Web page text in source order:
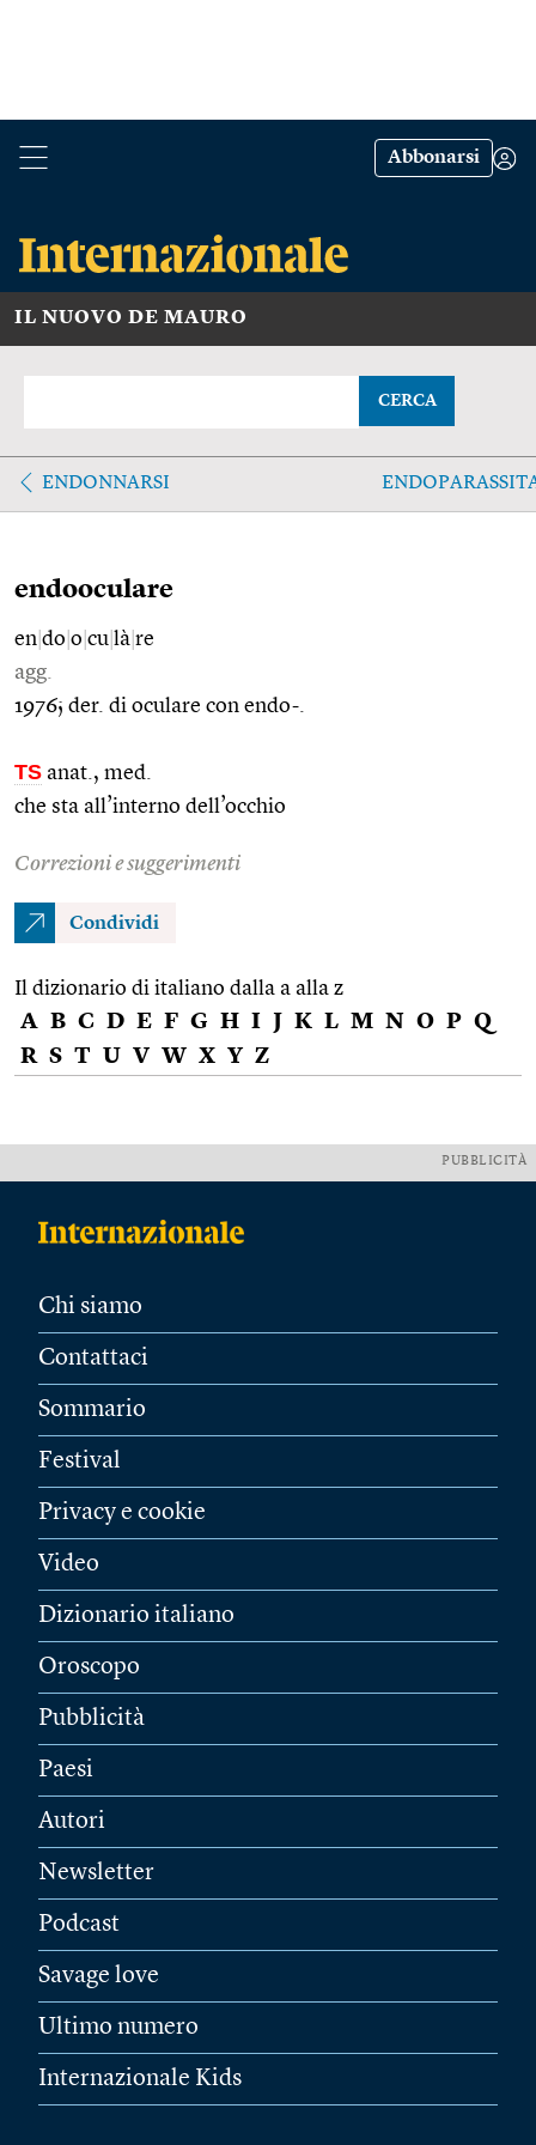
Abbonarsi
IL NUOVO DE MAURO
CERCA
ENDONNARSI
endooculare
en do o cu là re
agg.
1976; der. di oculare con endo-.
TS anat., med.
che sta all’interno dell’occhio
Correzioni e suggerimenti
Condividi
Il dizionario di italiano dalla a alla z
A B C D E F G H I J K L M N O P Q
R S T U V W X Y Z
PUBBLICITÀ
Chi siamo
Contattaci
Sommario
Festival
Privacy e cookie
Video
Dizionario italiano
Oroscopo
Pubblicità
Paesi
Autori
Newsletter
Podcast
Savage love
Ultimo numero
Internazionale Kids